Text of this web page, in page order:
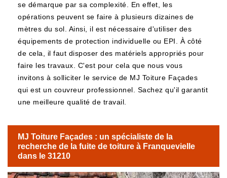
se démarque par sa complexité. En effet, les
opérations peuvent se faire à plusieurs dizaines de
mètres du sol. Ainsi, il est nécessaire d'utiliser des
équipements de protection individuelle ou EPI. À côté
de cela, il faut disposer des matériels appropriés pour
faire les travaux. C'est pour cela que nous vous
invitons à solliciter le service de MJ Toiture Façades
qui est un couvreur professionnel. Sachez qu'il garantit
une meilleure qualité de travail.
MJ Toiture Façades : un spécialiste de la
recherche de la fuite de toiture à Franquevielle
dans le 31210